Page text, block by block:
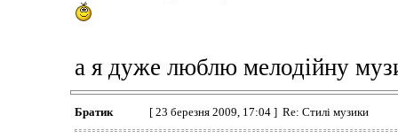
а я дуже люблю мелодійну
Братик [ 23 березня 2009, 17:04 ] Re: Стилі музики